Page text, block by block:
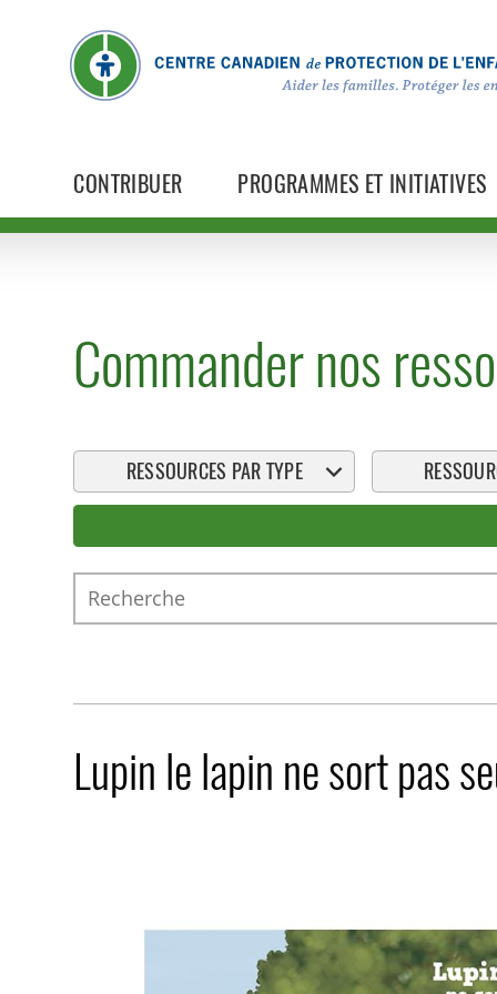
CONTRIBUER PROGRAMMES ET INITIATIVES
Commander nos
RESSOURCES PAR TYPE
Recherche
Lupin le lapin ne sort pas